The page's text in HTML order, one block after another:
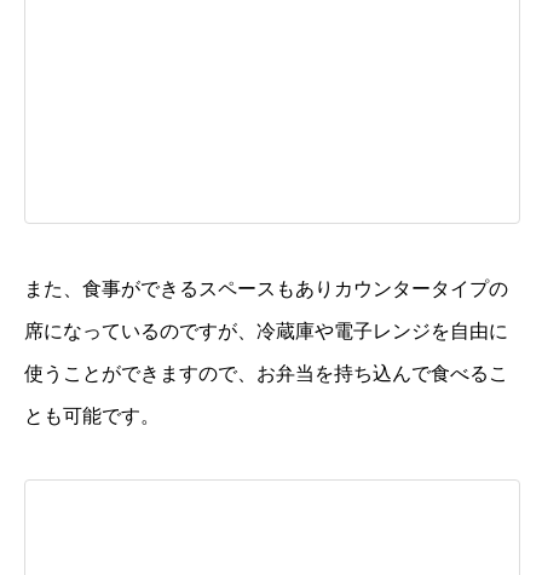
また、食事ができるスペースもありカウンタータイプの
席になっているのですが、冷蔵庫や電子レンジを自由に
使うことができますので、お弁当を持ち込んで食べるこ
とも可能です。